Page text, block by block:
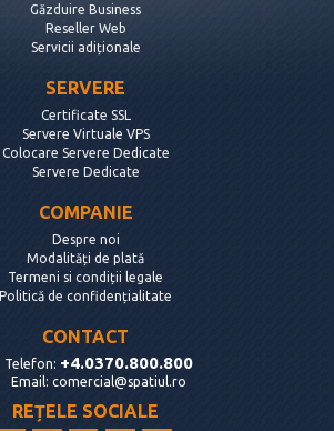
Găzduire Business
Reseller Web
Servicii adiționale
SERVERE
Certificate SSL
Servere Virtuale VPS
Colocare Servere Dedicate
Servere Dedicate
COMPANIE
Despre noi
Modalități de plată
Termeni si condiții legale
Politică de confidențialitate
CONTACT
Telefon: +4.0370.800.800
Email: comercial@spatiul.ro
REȚELE SOCIALE